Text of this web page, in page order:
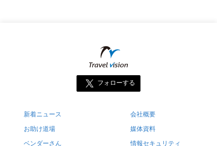
フォローする
新着ニュース
お助け道場
ベンダーさん
会社概要
媒体資料
情報セキュリティ